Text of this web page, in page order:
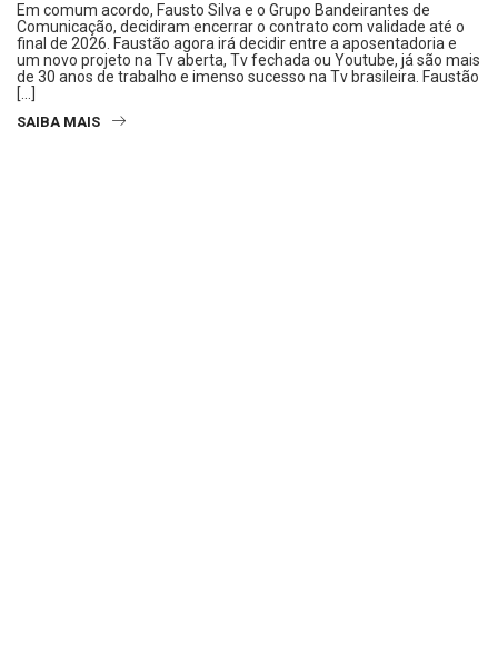
Em comum acordo, Fausto Silva e o Grupo Bandeirantes de
Comunicação, decidiram encerrar o contrato com validade até o
final de 2026. Faustão agora irá decidir entre a aposentadoria e
um novo projeto na Tv aberta, Tv fechada ou Youtube, já são mais
de 30 anos de trabalho e imenso sucesso na Tv brasileira. Faustão
[…]
SAIBA MAIS